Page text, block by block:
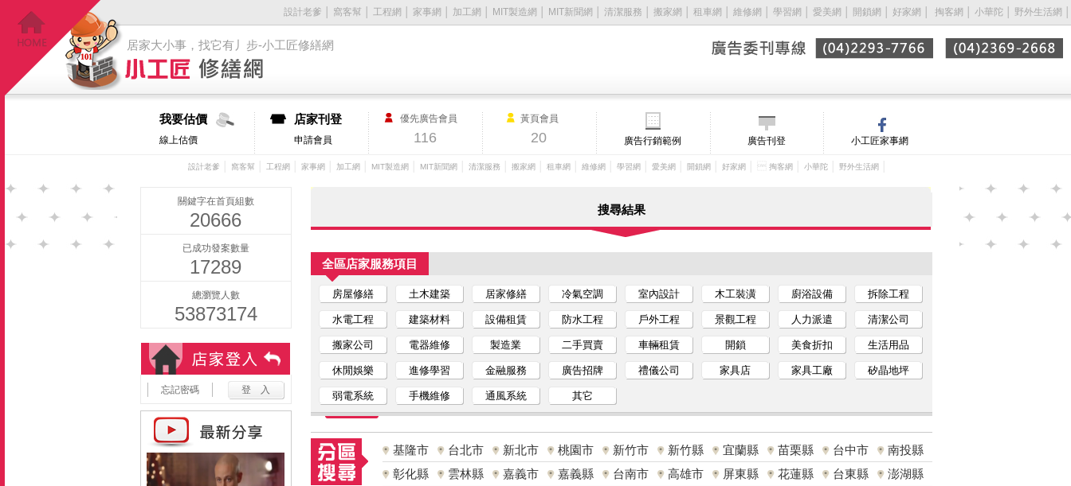
居家大小事，找它有丿步-小工匠修繕網
設計老爹 窩客幫 工程網 家事網 加工網 MIT製造網 MIT新聞網 清潔服務 搬家網 租車網 維修網 學習網 愛美網 開鎖網 好家網 掏客網 小華陀 野外生活網
我要估價
線上估價
店家刊登
申請會員
優先廣告會員
116
黃頁會員
20 廣告行銷範例 廣告刊登 小工匠家事網
設計老爹 窩客幫 工程網 家事網 加工網 MIT製造網 MIT新聞網 清潔服務 搬家網 租車網 維修網 學習網 愛美網 開鎖網 好家網 │  掏客網 小華陀 野外生活網
關鍵字在首頁組數
20666
已成功發案數量
17289
總瀏覽人數
53873174
忘記密碼
搜尋結果
全區店家服務項目
房屋修繕 土木建築 居家修繕 冷氣空調 室內設計 木工裝潢 廚浴設備 拆除工程
水電工程 建築材料 設備租賃 防水工程 戶外工程 景觀工程 人力派遣 清潔公司
搬家公司 電器維修 製造業 二手買賣 車輛租賃 開鎖 美食折扣 生活用品
休閒娛樂 進修學習 金融服務 廣告招牌 禮儀公司 家具店 家具工廠 矽晶地坪
弱電系統 手機維修 通風系統 其它
基隆市 台北市 新北市 桃園市 新竹市 新竹縣 宜蘭縣 苗栗縣 台中市
南投縣
彰化縣
雲林縣 嘉義市 嘉義縣 台南市 高雄市 屏東縣 花蓮縣 台東縣
澎湖縣